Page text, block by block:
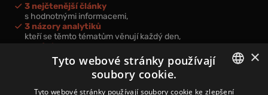
3 nejčtenější články
s hodnotnými informacemi,
3 názory analytiků
kteří se těmto tématům věnují každý den,
nová videa a podcasty
k prohloubení vašich znalostí.
CZECH
×
Tyto webové stránky používají
soubory cookie.
Tyto webové stránky používají soubory cookie ke zlepšení